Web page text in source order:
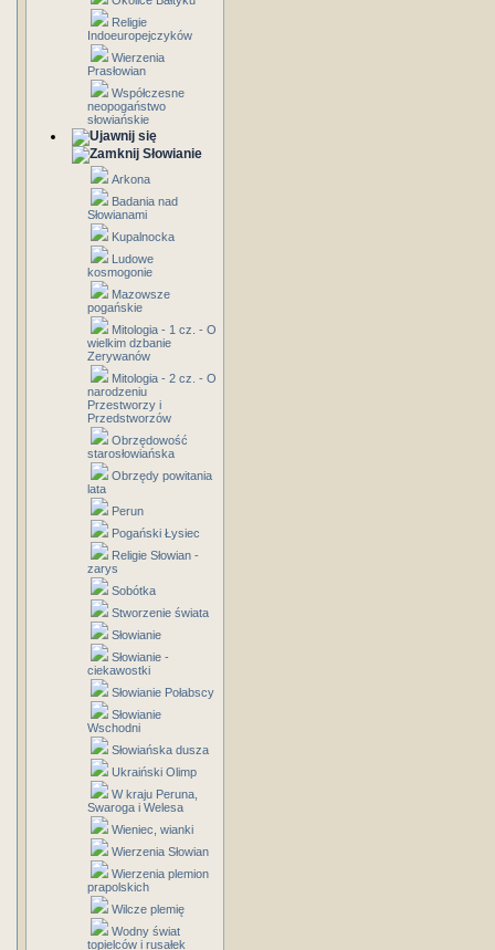
Religie
Indoeuropejczyków
Wierzenia
Prasłowian
Współczesne
neopogaństwo
słowiańskie
Słowianie
Arkona
Badania nad
Słowianami
Kupalnocka
Ludowe
kosmogonie
Mazowsze
pogańskie
Mitologia - 1 cz. - O
wielkim dzbanie
Zerywanów
Mitologia - 2 cz. - O
narodzeniu
Przestworzy i
Przedstworzów
Obrzędowość
starosłowiańska
Obrzędy powitania
lata
Perun
Pogański Łysiec
Religie Słowian -
zarys
Sobótka
Stworzenie świata
Słowianie
Słowianie -
ciekawostki
Słowianie Połabscy
Słowianie
Wschodni
Słowiańska dusza
Ukraiński Olimp
W kraju Peruna,
Swaroga i Welesa
Wieniec, wianki
Wierzenia Słowian
Wierzenia plemion
prapolskich
Wilcze plemię
Wodny świat
topielców i rusałek